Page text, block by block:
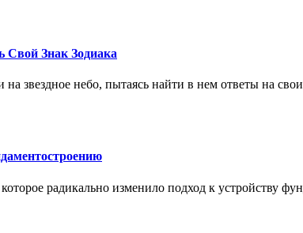
Знак Зодиака
звездное небо, пытаясь найти в нем ответы на
радикально изменило подход к устройству